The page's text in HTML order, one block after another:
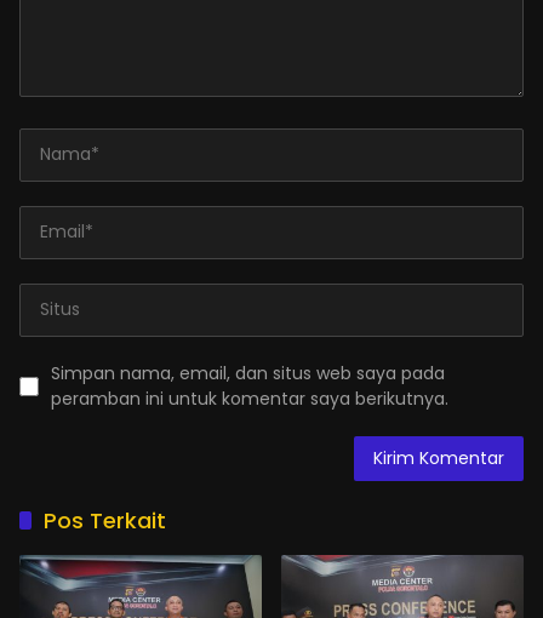
Simpan nama, email, dan situs web saya pada
peramban ini untuk komentar saya berikutnya.
Pos Terkait